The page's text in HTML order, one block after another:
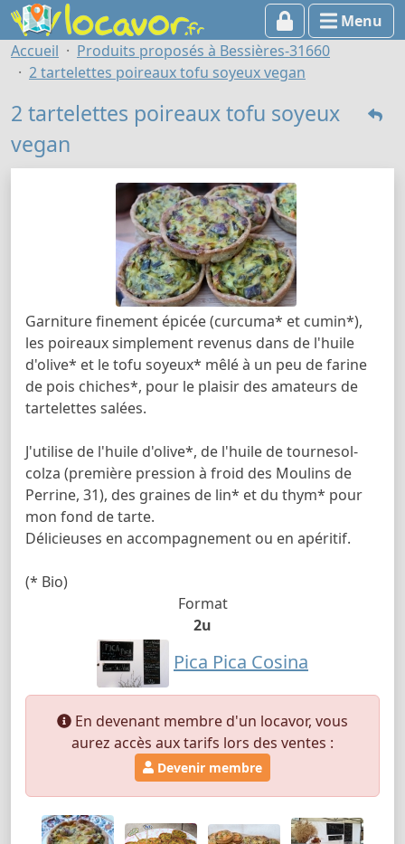
Menu
Accueil
Produits proposés à Bessières-31660
2 tartelettes poireaux tofu soyeux vegan
2 tartelettes poireaux tofu soyeux
vegan
Garniture finement épicée (curcuma* et cumin*),
les poireaux simplement revenus dans de l'huile
d'olive* et le tofu soyeux* mêlé à un peu de farine
de pois chiches*, pour le plaisir des amateurs de
tartelettes salées.
J'utilise de l'huile d'olive*, de l'huile de tournesol-
colza (première pression à froid des Moulins de
Perrine, 31), des graines de lin* et du thym* pour
mon fond de tarte.
Délicieuses en accompagnement ou en apéritif.
(* Bio)
Format
2u
Pica Pica Cosina
En devenant membre d'un locavor, vous
aurez accès aux tarifs lors des ventes :
Devenir membre